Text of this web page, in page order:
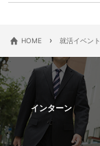
HOME › 就活イベント
インターン